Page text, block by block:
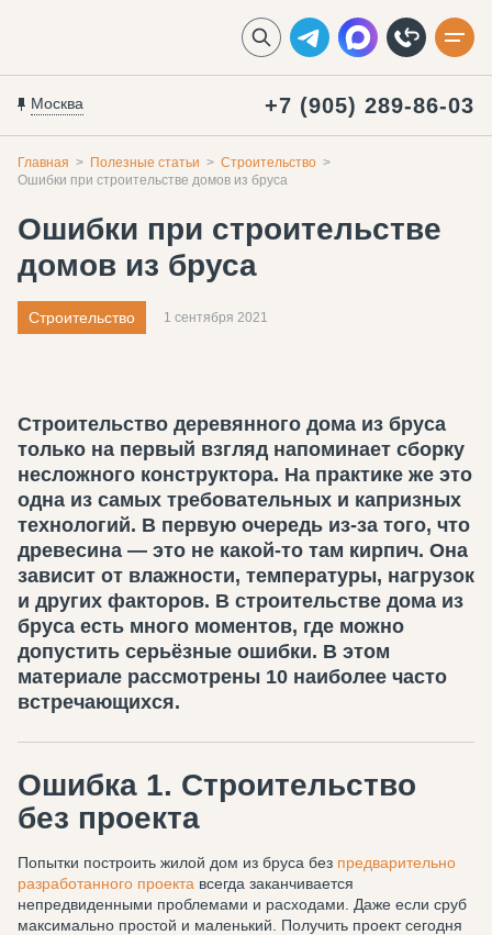
Москва +7 (905) 289-86-03
Главная Полезные статьи
Строительство
Ошибки при строительстве домов из бруса
Ошибки при строительстве
домов из бруса
Строительство 1 сентября 2021
Строительство деревянного дома из бруса
только на первый взгляд напоминает сборку
несложного конструктора. На практике же это
одна из самых требовательных и капризных
технологий. В первую очередь из-за того, что
древесина — это не какой-то там кирпич. Она
зависит от влажности, температуры, нагрузок
и других факторов. В строительстве дома из
бруса есть много моментов, где можно
допустить серьёзные ошибки. В этом
материале рассмотрены 10 наиболее часто
встречающихся.
Ошибка 1. Строительство
без проекта
Попытки построить жилой дом из бруса без предварительно
разработанного проекта всегда заканчивается
непредвиденными проблемами и расходами. Даже если сруб
максимально простой и маленький. Получить проект сегодня